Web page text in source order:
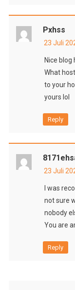
Pxhss
23 Juli
Nice
What
to your
yours lol
Reply
23 Juli
I was
not sure
nobody
You are
Reply